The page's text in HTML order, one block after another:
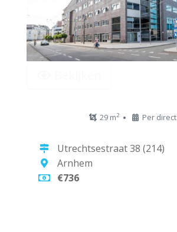
29 m2 Per direct
Utrechtsestraat 38 (214)
Arnhem
€736